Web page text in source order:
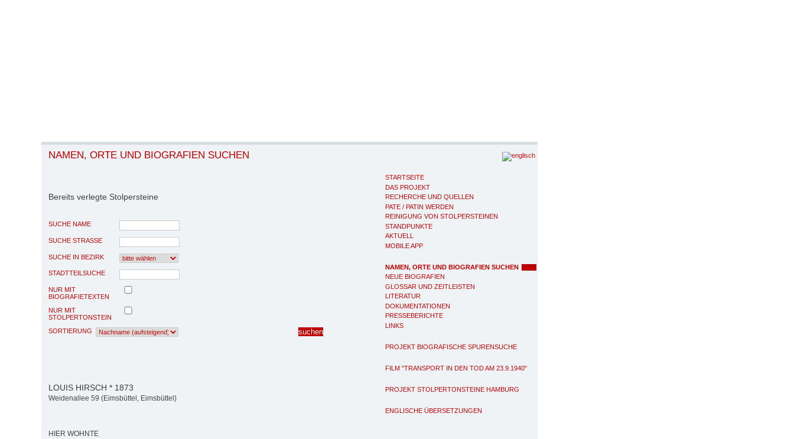
STARTSEITE
DAS PROJEKT
RECHERCHE UND QUELLEN
PATE / PATIN WERDEN
REINIGUNG VON STOLPERSTEINEN
STANDPUNKTE
AKTUELL
MOBILE APP
NAMEN, ORTE UND BIOGRAFIEN SUCHEN
NEUE BIOGRAFIEN
GLOSSAR UND ZEITLEISTEN
LITERATUR
DOKUMENTATIONEN
PRESSEBERICHTE
LINKS
PROJEKT BIOGRAFISCHE SPURENSUCHE
FILM "TRANSPORT IN DEN TOD AM 23.9.1940"
PROJEKT STOLPERTONSTEINE HAMBURG
ENGLISCHE ÜBERSETZUNGEN
NAMEN, ORTE UND BIOGRAFIEN SUCHEN
Bereits verlegte Stolpersteine
SUCHE NAME
SUCHE STRASSE
SUCHE IN BEZIRK
STADTTEILSUCHE
NUR MIT
BIOGRAFIETEXTEN
NUR MIT
STOLPERTONSTEIN
SORTIERUNG
LOUIS HIRSCH * 1873
Weidenallee 59 (Eimsbüttel, Eimsbüttel)
HIER WOHNTE